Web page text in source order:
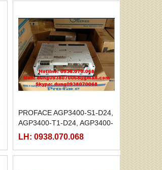
PROFACE AGP3400-S1-D24,
AGP3400-T1-D24, AGP3400-
T1-D24-M
LH: 0938.070.068